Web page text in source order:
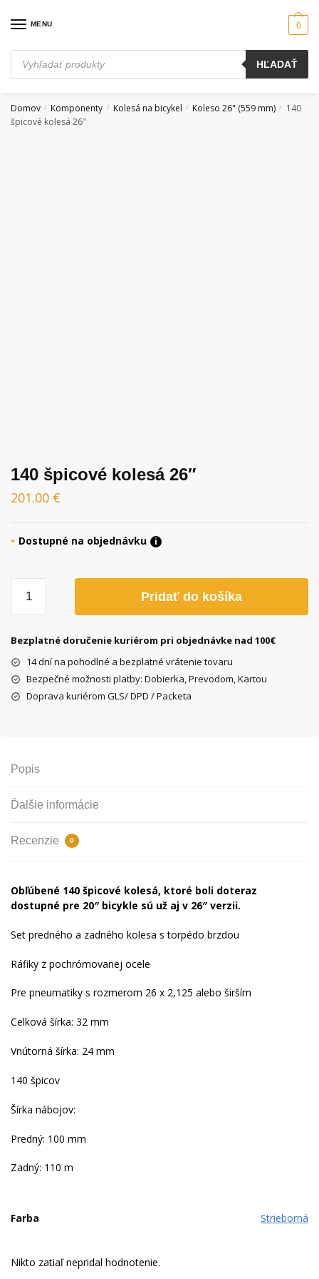
MENU
Products
search
HĽADAŤ
0
Domov / Komponenty / Kolesá na bicykel / Koleso 26" (559 mm) /
140
špicové kolesá 26″
140 špicové kolesá 26″
201.00 €
Dostupné na objednávku i
140
kolesá
Pridať do košíka
Bezplatné doručenie kuriérom pri objednávke nad 100€
14 dní na pohodlné a bezplatné vrátenie tovaru
Bezpečné možnosti platby: Dobierka, Prevodom, Kartou
Doprava kuriérom GLS/ DPD / Packeta
Popis
Ďalšie informácie
Recenzie 0
Obľúbené 140 špicové kolesá, ktoré boli doteraz
dostupné pre 20″ bicykle sú už aj v 26″ verzii.
Set predného a zadného kolesa s torpédo brzdou
Ráfiky z pochrómovanej ocele
Pre pneumatiky s rozmerom 26 x 2,125 alebo širším
Celková šírka: 32 mm
Vnútorná šírka: 24 mm
140 špicov
Šírka nábojov:
Predný: 100 mm
Zadný: 110 m
Farba Strieborná
Nikto zatiaľ nepridal hodnotenie.